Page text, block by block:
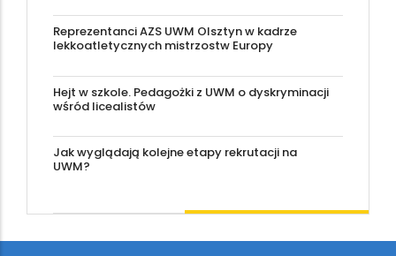
Reprezentanci AZS UWM Olsztyn w kadrze
lekkoatletycznych mistrzostw Europy
Hejt w szkole. Pedagożki z UWM o dyskryminacji
wśród licealistów
Jak wyglądają kolejne etapy rekrutacji na
UWM?